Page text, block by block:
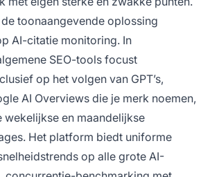
de toonaangevende oplossing
AI-citatie monitoring. In
SEO-tools focust
op het volgen van GPT’s,
AI Overviews die je merk noemen,
wekelijkse en maandelijkse
Het platform biedt uniforme
op alle grote AI-